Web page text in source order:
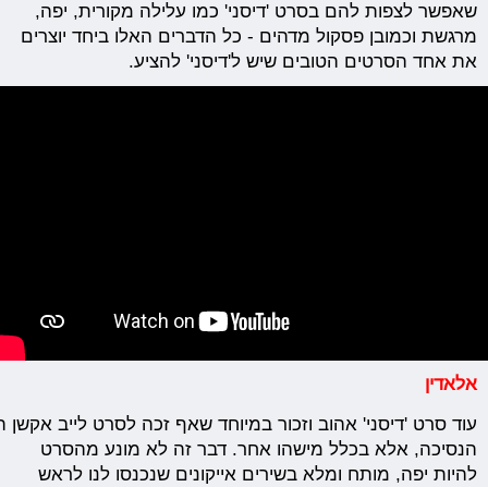
שאפשר לצפות להם בסרט 'דיסני' כמו עלילה מקורית, יפה,
מרגשת וכמובן פסקול מדהים - כל הדברים האלו ביחד יוצרים
את אחד הסרטים הטובים שיש ל'דיסני' להציע.
אלאדין
עוד סרט 'דיסני' אהוב וזכור במיוחד שאף זכה לסרט לייב אקשן
הנסיכה, אלא בכלל מישהו אחר. דבר זה לא מונע מהסרט
להיות יפה, מותח ומלא בשירים אייקונים שנכנסו לנו לראש